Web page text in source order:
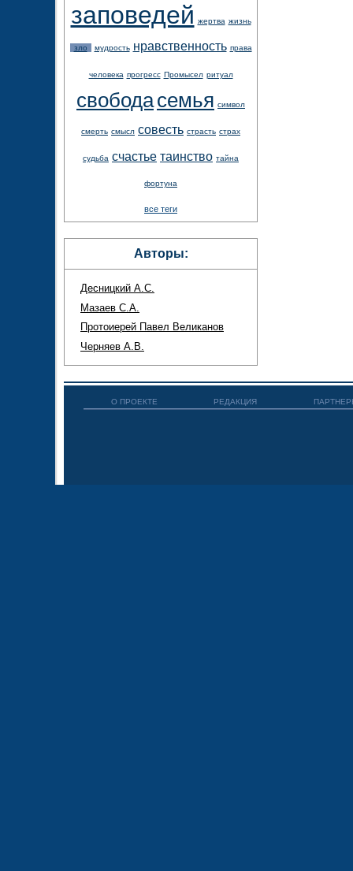
заповедей жертва жизнь
зло мудрость нравственность права
человека прогресс Промысел ритуал
свободасемья символ
смерть смысл совесть страсть страх
судьба счастье таинство тайна
фортуна
все теги
Авторы:
Десницкий А.С.
Мазаев С.А.
Протоиерей Павел Великанов
Черняев А.В.
О ПРОЕКТЕ РЕДАКЦИЯ